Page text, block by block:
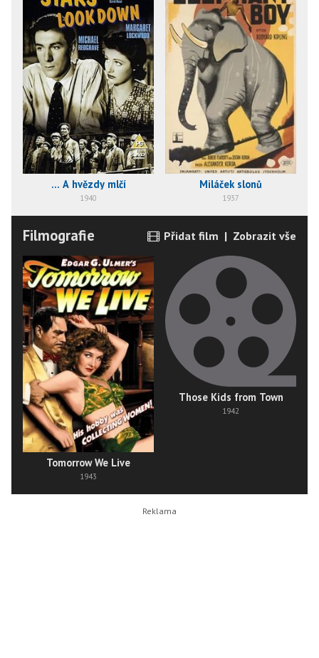
... A hvězdy mlčí
1940
Miláček slonů
1937
Filmografie Přidat film | Zobrazit vše
Tomorrow We Live
1943
Those Kids from Town
1942